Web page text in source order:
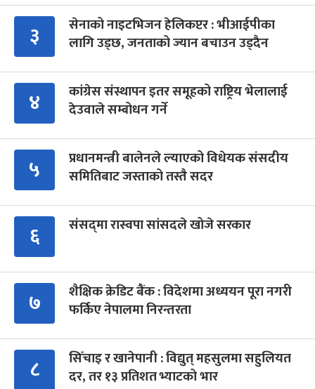
३
सेनाको नाइटभिजन हेलिकप्टर : भीआईपीका
लागि उड्छ, जनताको ज्यान बचाउन उड्दैन
४
कांग्रेस संस्थापन इतर समूहको राष्ट्रिय भेलालाई
देउवाले सम्बोधन गर्ने
५
प्रधानमन्त्री बालेनले ल्याएको विधेयक संसदीय
समितिबाट जस्ताको तस्तै सदर
६ संसद्‍मा रास्वपा सांसदले खोजे सरकार
७
शैक्षिक क्रेडिट बैंक : विदेशमा अध्ययन पूरा नगरी
फर्किए नेपालमा निरन्तरता
८
सिँचाइ र खानेपानी : विद्युत् महसुलमा सहुलियत
दर, तर १३ प्रतिशत भ्याटको भार